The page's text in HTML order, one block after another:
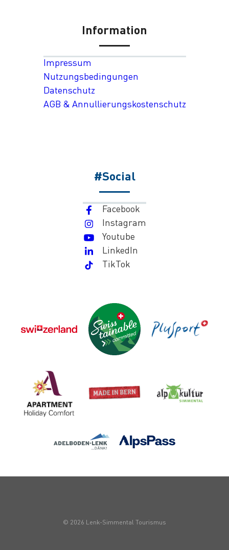
Information
Impressum
Nutzungsbedingungen
Datenschutz
AGB & Annullierungskostenschutz
#Social
Facebook
Instagram
Youtube
LinkedIn
TikTok
© 2026 Lenk-Simmental Tourismus